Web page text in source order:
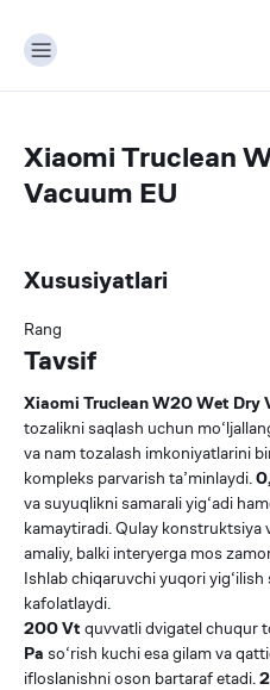
Xiaomi Truclean
Vacuum EU
Xususiyatlari
Rang
Tavsif
Xiaomi Truclean W20 Wet Dry
tozalikni saqlash uchun
va nam tozalash imkoniyatlarini
kompleks parvarish ta’minlaydi.
va suyuqlikni samarali yig‘adi
kamaytiradi. Qulay konstruktsiya
amaliy, balki interyerga mos
Ishlab chiqaruvchi yuqori
kafolatlaydi.
200 Vt quvvatli dvigatel chuqur
Pa so‘rish kuchi esa gilam va
ifloslanishni oson bartaraf etadi.